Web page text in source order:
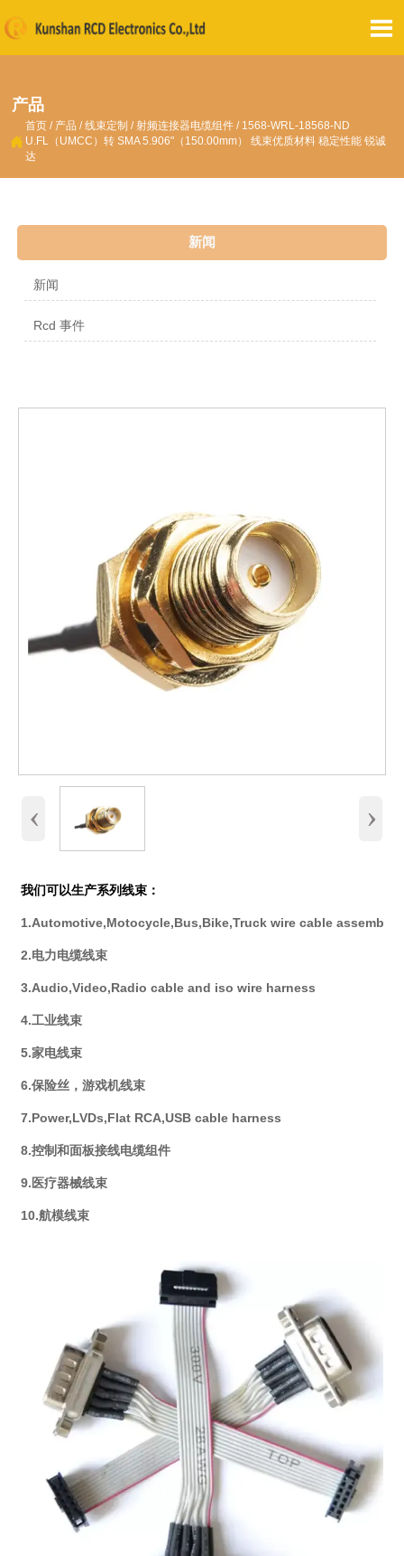

产品

首页 / 产品 /线束定制 / 射频连接器电缆组件 / 1568-WRL-18568-ND
U.FL（UMCC）转 SMA 5.906"（150.00mm） 线束优质材料 稳定性能 锐诚
达
新闻
新闻
Rcd 事件
‹ ›
我们可以生产系列线束：
1.Automotive,Motocycle,Bus,Bike,Truck wire cable assembly
2.电力电缆线束
3.Audio,Video,Radio cable and iso wire harness
4.工业线束
5.家电线束
6.保险丝，游戏机线束
7.Power,LVDs,Flat RCA,USB cable harness
8.控制和面板接线电缆组件
9.医疗器械线束
10.航模线束